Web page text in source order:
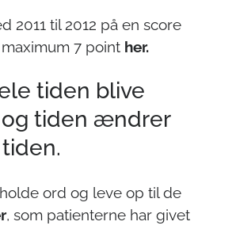
2011 til 2012 på en score
7 point her.
tiden blive
tiden ændrer
ord og leve op til de
, som patienterne har givet